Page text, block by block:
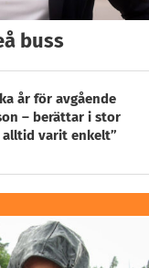
buss
år för avgående
– berättar i stor
varit enkelt”